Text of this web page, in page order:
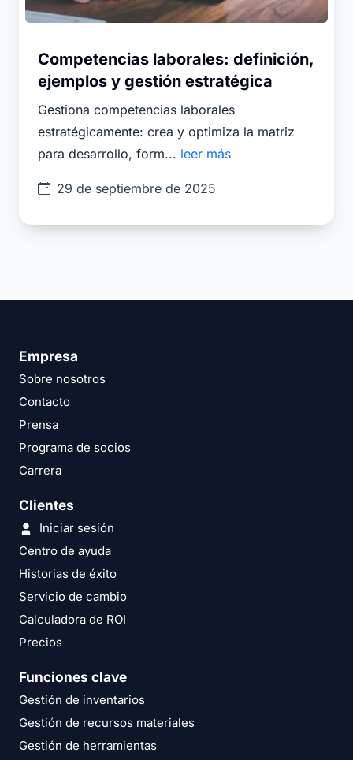
Competencias laborales: definición,
ejemplos y gestión estratégica
Gestiona competencias laborales
estratégicamente: crea y optimiza la matriz
para desarrollo, form... leer más
29 de septiembre de 2025
Empresa
Sobre nosotros
Contacto
Prensa
Programa de socios
Carrera
Clientes
Iniciar sesión
Centro de ayuda
Historias de éxito
Servicio de cambio
Calculadora de ROI
Precios
Funciones clave
Gestión de inventarios
Gestión de recursos materiales
Gestión de herramientas